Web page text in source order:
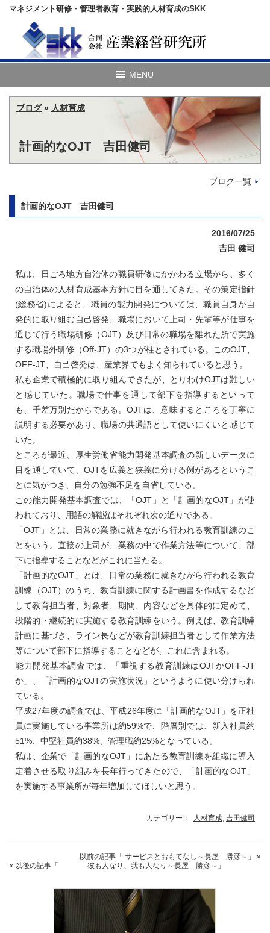
マネジメント研修・管理者教育・実践的人材育成のSKK
ブログ» 人材育成
計画的なOJT 吉田健司
ブログ一覧
計画的なOJT 吉田健司
2016/07/25
吉田 健司
私は、日ごろ地方自治体の職員研修にかかわる立場から、多く
の自治体の人材育成基本方針に目を通してきた。その策定指針
(総務省)によると、職員の能力開発については、職員自身が自
発的に取り組む自己啓発、職場において上司・先輩等が仕事を
通じて行う職場研修（OJT）及び日常の職場を離れた所で実施
する職場外研修（Off-JT）の3つが柱とされている。このOJT、
OFF-JT、自己啓発は、産業界でもよく知られていると思う。
私も企業で積極的に取り組んできたが、とりわけOJTは難しい
と感じていた。職場で仕事を通して部下を指導するといって
も、千差万別だからである。OJTは、意味するところを丁寧に
説明する必要があり、職場の共通語として使いにくいと感じて
いた。
ところが最近、厚生労働省能力開発基本調査の新しいデータに
目を通していて、OJTを広義と狭義に分ける例があるというこ
とに気がつき、自分の勉強不足を自省している。
この能力開発基本調査では、「OJT」と「計画的なOJT」が使
われており、用語の解説はそれぞれ次の通りである。
「OJT」とは、日常の業務に就きながら行われる教育訓練のこ
とをいう。直接の上司が、業務の中で作業方法等について、部
下に指導することなどがこれに当たる。
「計画的なOJT」とは、日常の業務に就きながら行われる教育
訓練（OJT）のうち、教育訓練に関する計画書を作成するなど
して教育担当者、対象者、期間、内容などを具体的に定めて、
段階的・継続的に実施する教育訓練をいう。例えば、教育訓練
計画に基づき、ライン長などが教育訓練担当者として作業方法
等について部下に指導することなどが、これに含まれる。
能力開発基本調査では、「重視する教育訓練はOJTかOFF-JT
か」、「計画的なOJTの実施状況」というように使い分けられ
ている。
平成27年度の調査では、平成26年度に「計画的なOJT」を正社
員に実施している事業所は約59%で、階層別では、新入社員約
51%、中堅社員約38%、管理職約25%となっている。
私は、企業で「計画的なOJT」にあたる教育訓練を組織に導入
定着させる取り組みを長年行ってきたので、「計画的なOJT」
を実施する事業所が毎年増加してほしいと思う。
カテゴリー： 人材育成 吉田健司
以前の記事 「 サービスとおもてなし～長屋 勝彦～」
»
« 以後の記事 「 彼も人なり、我も人なり～長屋 勝彦～」